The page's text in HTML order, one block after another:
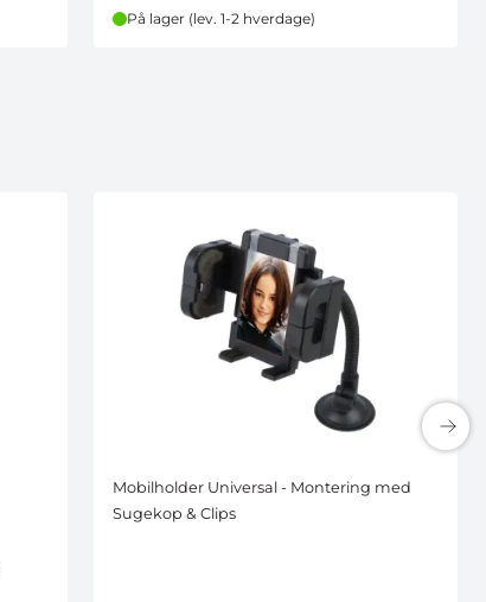
På lager (lev. 1-2 hverdage)
Mobilholder Universal - Montering med
Sugekop & Clips